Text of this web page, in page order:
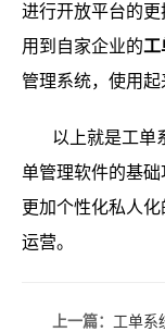
进行开放平台的更
用到自家企业的工
管理系统，使用起
以上就是工单
单管理软件的基
更加个性化私人
运营。
上一篇： 工单系